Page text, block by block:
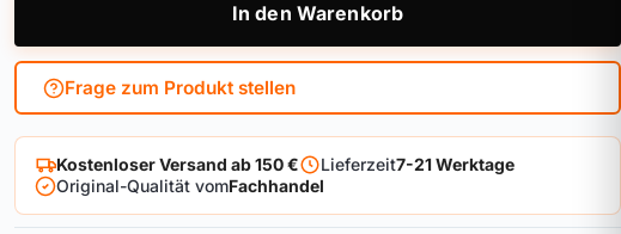
In den Warenkorb
Frage zum Produkt stellen
Kostenloser Versand ab 150 € Lieferzeit7-21 Werktage
Original-Qualität vomFachhandel